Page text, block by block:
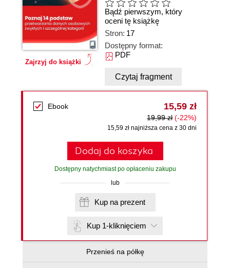
Zajrzyj do książki
Bądź pierwszym, który
oceni tę książkę
Stron: 17
Dostępny format:
PDF
Czytaj fragment
Ebook 15,59 zł
19,99 zł (-22%)
15,59 zł najniższa cena z 30 dni
Dodaj do koszyka
Dostępny natychmiast po opłaceniu zakupu
lub
Kup na prezent
Kup 1-kliknięciem
Przenieś na półkę